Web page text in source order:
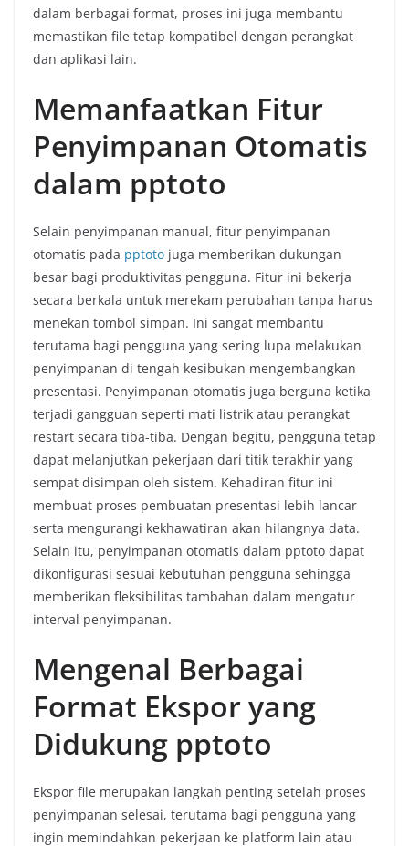
dalam berbagai format, proses ini juga membantu
memastikan file tetap kompatibel dengan perangkat
dan aplikasi lain.
Memanfaatkan Fitur
Penyimpanan Otomatis
dalam pptoto
Selain penyimpanan manual, fitur penyimpanan
otomatis pada pptoto juga memberikan dukungan
besar bagi produktivitas pengguna. Fitur ini bekerja
secara berkala untuk merekam perubahan tanpa harus
menekan tombol simpan. Ini sangat membantu
terutama bagi pengguna yang sering lupa melakukan
penyimpanan di tengah kesibukan mengembangkan
presentasi. Penyimpanan otomatis juga berguna ketika
terjadi gangguan seperti mati listrik atau perangkat
restart secara tiba-tiba. Dengan begitu, pengguna tetap
dapat melanjutkan pekerjaan dari titik terakhir yang
sempat disimpan oleh sistem. Kehadiran fitur ini
membuat proses pembuatan presentasi lebih lancar
serta mengurangi kekhawatiran akan hilangnya data.
Selain itu, penyimpanan otomatis dalam pptoto dapat
dikonfigurasi sesuai kebutuhan pengguna sehingga
memberikan fleksibilitas tambahan dalam mengatur
interval penyimpanan.
Mengenal Berbagai
Format Ekspor yang
Didukung pptoto
Ekspor file merupakan langkah penting setelah proses
penyimpanan selesai, terutama bagi pengguna yang
ingin memindahkan pekerjaan ke platform lain atau